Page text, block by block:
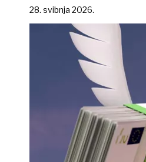
28. svibnja 2026.